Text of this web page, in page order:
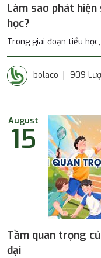
Làm sao phát
học?
Trong giai đoạn tiểu
bolaco 909
August
15
Tầm quan trọng
đại